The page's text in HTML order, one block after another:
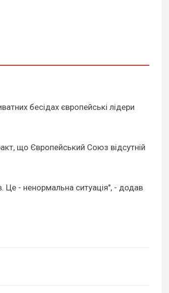
бесідах європейські лідери
що Європейський Союз відсутній
- ненормальна ситуація", - додав